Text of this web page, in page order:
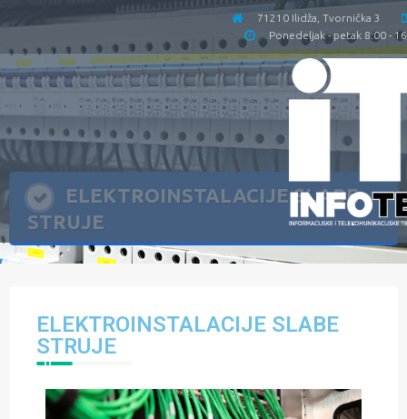
71210 Ilidža, Tvornička 3
Ponedeljak - petak 8:00 -
ELEKTROINSTALACIJE SLABE
STRUJE
ELEKTROINSTALACIJE SLABE
STRUJE